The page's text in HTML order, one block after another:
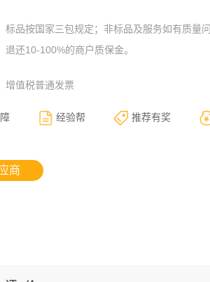
标品按国家三包规定；非标品及服务如有质量问
退还10-100%的商户质保金。
增值税普通发票
经验帮 推荐有奖
商